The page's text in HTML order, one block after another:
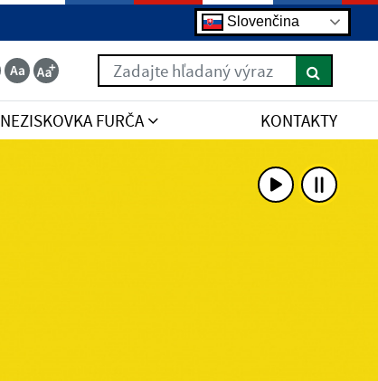
Slovenčina
Zadajte hľadaný výraz
NEZISKOVKA FURČA KONTAKTY